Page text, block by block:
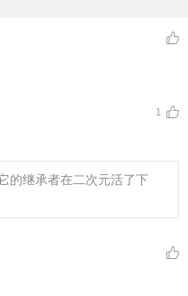
1
的继承者在二次元活了下